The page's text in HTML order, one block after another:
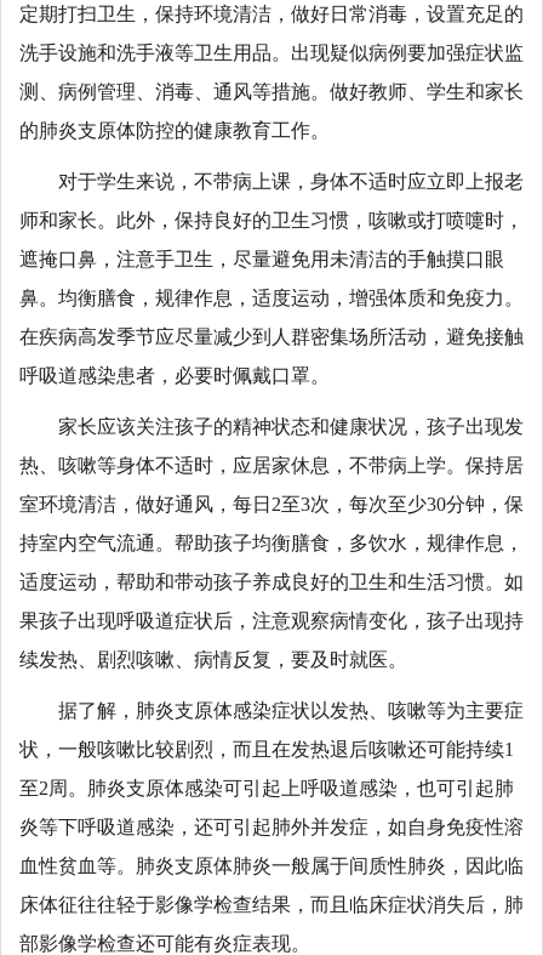
定期打扫卫生，保持环境清洁，做好日常消毒，设置充足的
洗手设施和洗手液等卫生用品。出现疑似病例要加强症状监
测、病例管理、消毒、通风等措施。做好教师、学生和家长
的肺炎支原体防控的健康教育工作。
对于学生来说，不带病上课，身体不适时应立即上报老
师和家长。此外，保持良好的卫生习惯，咳嗽或打喷嚏时，
遮掩口鼻，注意手卫生，尽量避免用未清洁的手触摸口眼
鼻。均衡膳食，规律作息，适度运动，增强体质和免疫力。
在疾病高发季节应尽量减少到人群密集场所活动，避免接触
呼吸道感染患者，必要时佩戴口罩。
家长应该关注孩子的精神状态和健康状况，孩子出现发
热、咳嗽等身体不适时，应居家休息，不带病上学。保持居
室环境清洁，做好通风，每日2至3次，每次至少30分钟，保
持室内空气流通。帮助孩子均衡膳食，多饮水，规律作息，
适度运动，帮助和带动孩子养成良好的卫生和生活习惯。如
果孩子出现呼吸道症状后，注意观察病情变化，孩子出现持
续发热、剧烈咳嗽、病情反复，要及时就医。
据了解，肺炎支原体感染症状以发热、咳嗽等为主要症
状，一般咳嗽比较剧烈，而且在发热退后咳嗽还可能持续1
至2周。肺炎支原体感染可引起上呼吸道感染，也可引起肺
炎等下呼吸道感染，还可引起肺外并发症，如自身免疫性溶
血性贫血等。肺炎支原体肺炎一般属于间质性肺炎，因此临
床体征往往轻于影像学检查结果，而且临床症状消失后，肺
部影像学检查还可能有炎症表现。